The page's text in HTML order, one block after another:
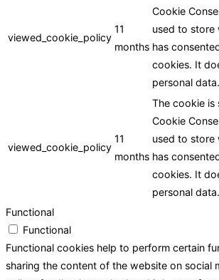
viewed_cookie_policy
11
months
Cookie
used to store
has
cookies. It
personal data.
viewed_cookie_policy
11
months
The cookie is
Cookie
used to store
has
cookies. It
personal data.
Functional
Functional
Functional cookies help to perform certain
sharing the content of the website on social